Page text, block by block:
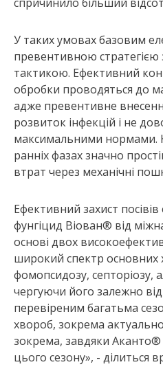
У таких умовах базовим
превентивною стратегією
тактикою. Ефективний
обробки проводяться до
адже превентивне
розвиток інфекцій і не
максимальними нормами.
ранніх фазах значно
втрат через механічні
Ефективний захист
фунгіцид Віован® від
основі двох
широкий спектр основних
фомопсидозу, септоріозу,
чергуючи його залежно
перевіреним багатьма
хвороб, зокрема
зокрема, завдяки Аканто®
цього сезону», -